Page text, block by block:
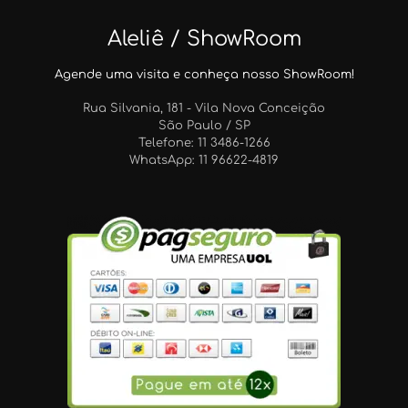
Aleliê / ShowRoom
Agende uma visita e conheça nosso ShowRoom!
Rua Silvania, 181 - Vila Nova Conceição
São Paulo / SP
Telefone: 11 3486-1266
WhatsApp: 11 96622-4819